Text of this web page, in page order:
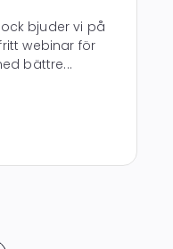
bjuder vi på
webinar för
bättre...